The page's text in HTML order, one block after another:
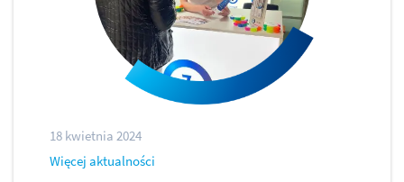
18 kwietnia 2024
Więcej aktualności